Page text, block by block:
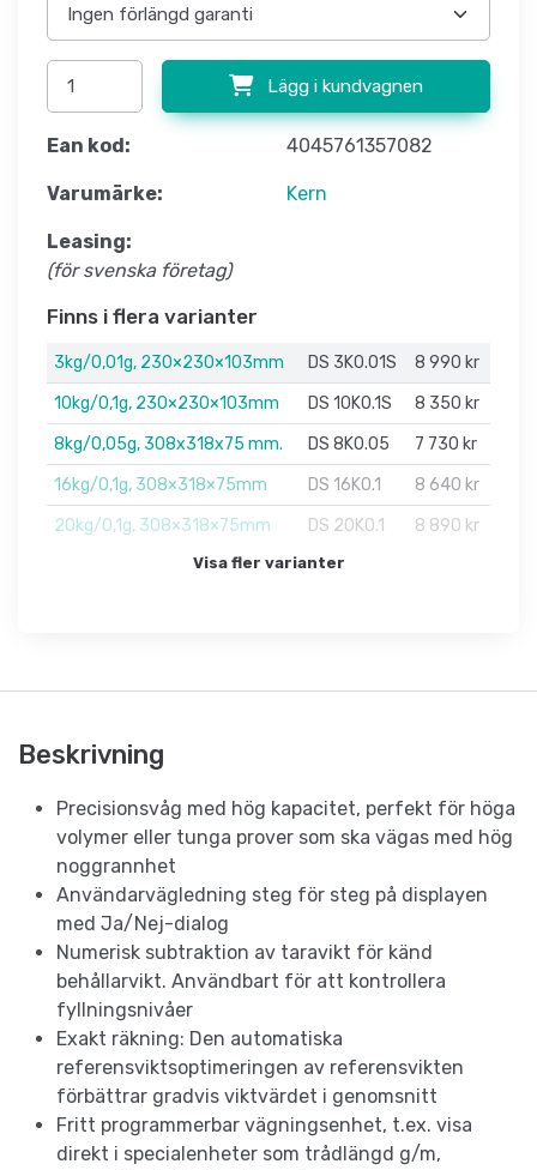
Lägg i kundvagnen
Ean kod: 4045761357082
Varumärke: Kern
Leasing:
(för svenska företag)
Finns i flera varianter
3kg/0,01g, 230×230×103mm DS 3K0.01S
8 990 kr
10kg/0,1g, 230×230×103mm
DS 10K0.1S
8 350 kr
8kg/0,05g, 308x318x75 mm.
DS 8K0.05
7 730 kr
16kg/0,1g, 308×318×75mm
DS 16K0.1
8 640 kr
20kg/0,1g, 308×318×75mm
DS 20K0.1 8 890 kr
Visa fler varianter
Beskrivning
Precisionsvåg med hög kapacitet, perfekt för höga
volymer eller tunga prover som ska vägas med hög
noggrannhet
Användarvägledning steg för steg på displayen
med Ja/Nej-dialog
Numerisk subtraktion av taravikt för känd
behållarvikt. Användbart för att kontrollera
fyllningsnivåer
Exakt räkning: Den automatiska
referensviktsoptimeringen av referensvikten
förbättrar gradvis viktvärdet i genomsnitt
Fritt programmerbar vägningsenhet, t.ex. visa
direkt i specialenheter som trådlängd g/m,